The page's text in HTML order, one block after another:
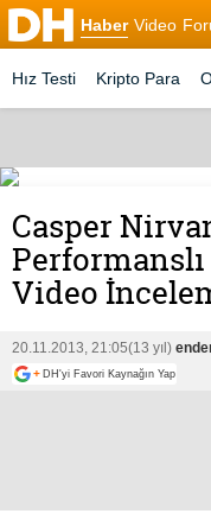
Haber Video
Hız Testi Kripto Para
Casper
Video
20.11.2013, 21:05(13 yıl)
+ DH'yi Favori Kaynağın Yap